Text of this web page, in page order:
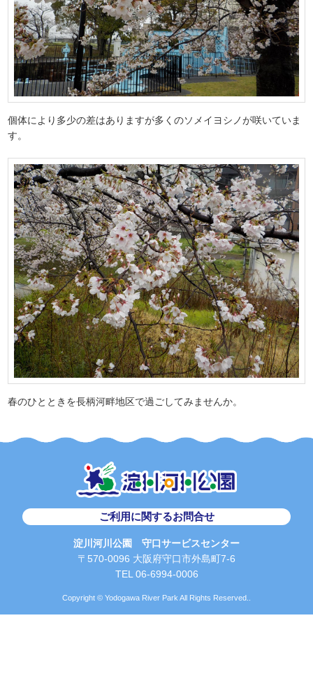
個体により多少の差はありますが多くのソメイヨシノが咲いていま
す。
春のひとときを長柄河畔地区で過ごしてみませんか。
ご利用に関するお問合せ
淀川河川公園 守口サービスセンター
〒570-0096 大阪府守口市外島町7-6
TEL 06-6994-0006
Copyright © Yodogawa River Park All Rights Reserved..